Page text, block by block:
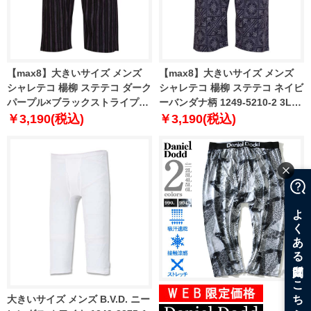
【max8】大きいサイズ メンズ
シャレテコ 楊柳 ステテコ ダーク
パープル×ブラックストライプ柄
1249-5210-1 3L 4L 5L 6L 7L 8L
￥3,190(税込)
【max8】大きいサイズ メンズ
シャレテコ 楊柳 ステテコ ネイビ
ーバンダナ柄 1249-5210-2 3L
4L 5L 6L 7L 8L
￥3,190(税込)
大きいサイズ メンズ B.V.D. ニー